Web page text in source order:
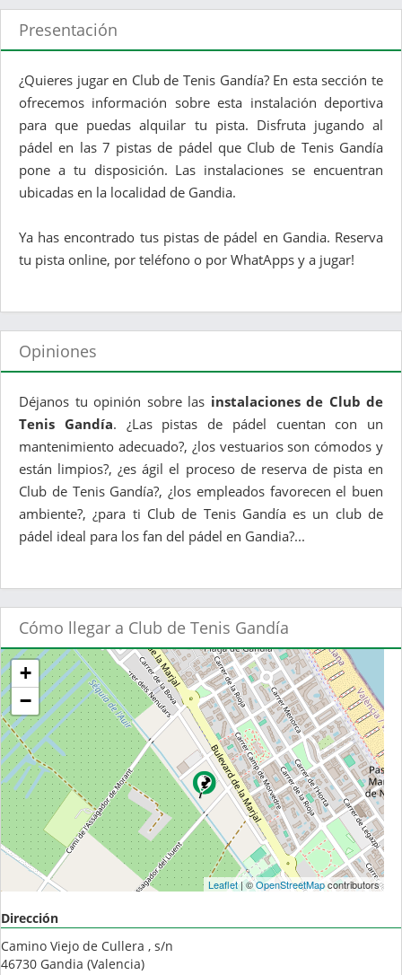
Presentación
¿Quieres jugar en Club de Tenis Gandía? En esta sección te
ofrecemos información sobre esta instalación deportiva
para que puedas alquilar tu pista. Disfruta jugando al
pádel en las 7 pistas de pádel que Club de Tenis Gandía
pone a tu disposición. Las instalaciones se encuentran
ubicadas en la localidad de Gandia.
Ya has encontrado tus pistas de pádel en Gandia. Reserva
tu pista online, por teléfono o por WhatApps y a jugar!
Opiniones
Déjanos tu opinión sobre las instalaciones de Club de
Tenis Gandía. ¿Las pistas de pádel cuentan con un
mantenimiento adecuado?, ¿los vestuarios son cómodos y
están limpios?, ¿es ágil el proceso de reserva de pista en
Club de Tenis Gandía?, ¿los empleados favorecen el buen
ambiente?, ¿para ti Club de Tenis Gandía es un club de
pádel ideal para los fan del pádel en Gandia?...
Cómo llegar a Club de Tenis Gandía
+
−
Leaflet| ©OpenStreetMapcontributors
Dirección
Camino Viejo de Cullera , s/n
46730 Gandia (Valencia)